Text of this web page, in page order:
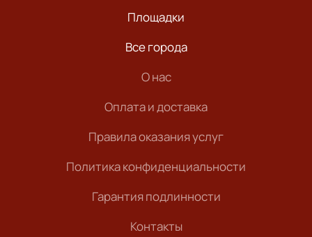
Площадки
Все города
О нас
Оплата и доставка
Правила оказания услуг
Политика конфиденциальности
Гарантия подлинности
Контакты